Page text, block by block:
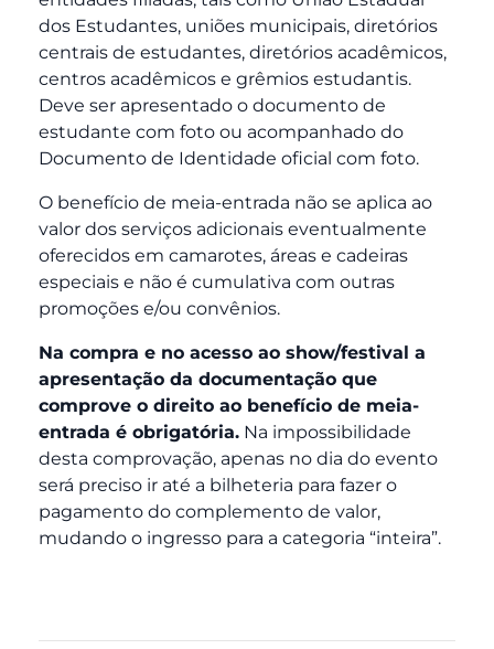
dos Estudantes, uniões municipais, diretórios
centrais de estudantes, diretórios acadêmicos,
centros acadêmicos e grêmios estudantis.
Deve ser apresentado o documento de
estudante com foto ou acompanhado do
Documento de Identidade oficial com foto.
O benefício de meia-entrada não se aplica ao
valor dos serviços adicionais eventualmente
oferecidos em camarotes, áreas e cadeiras
especiais e não é cumulativa com outras
promoções e/ou convênios.
Na compra e no acesso ao show/festival a
apresentação da documentação que
comprove o direito ao benefício de meia-
entrada é obrigatória. Na impossibilidade
desta comprovação, apenas no dia do evento
será preciso ir até a bilheteria para fazer o
pagamento do complemento de valor,
mudando o ingresso para a categoria “inteira”.